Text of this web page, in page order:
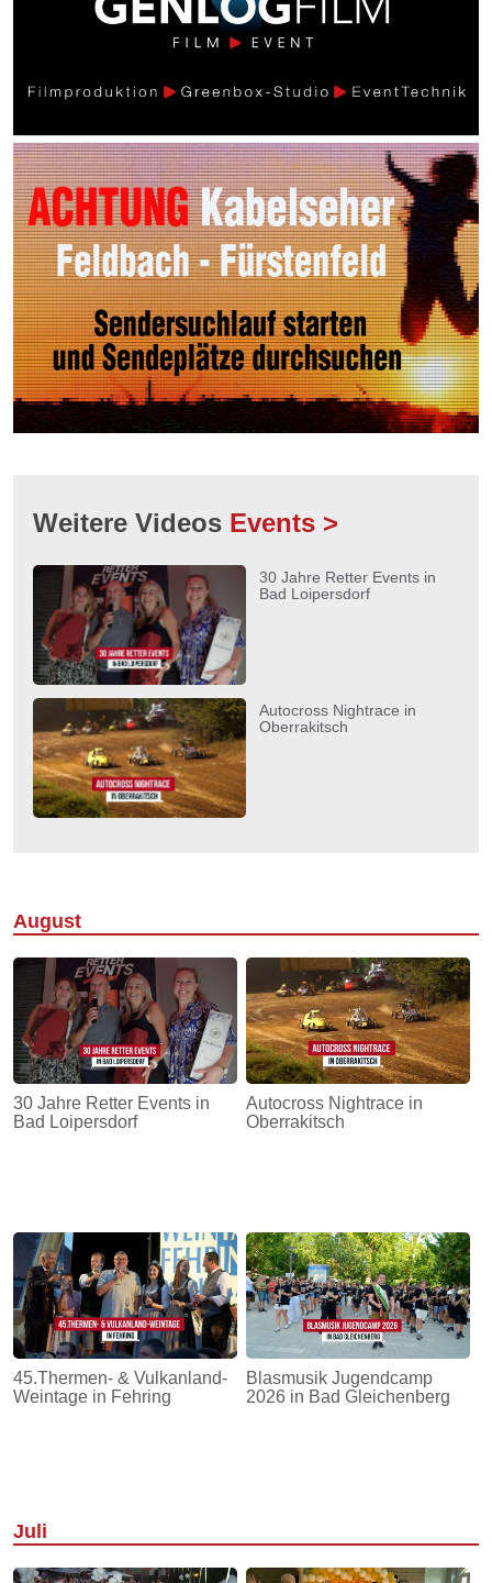
Weitere Videos Events >
30 Jahre Retter Events in
Bad Loipersdorf
Autocross Nightrace in
Oberrakitsch
August
30 Jahre Retter Events in
Bad Loipersdorf
Autocross Nightrace in
Oberrakitsch
45.Thermen- & Vulkanland-
Weintage in Fehring
Blasmusik Jugendcamp
2026 in Bad Gleichenberg
Juli